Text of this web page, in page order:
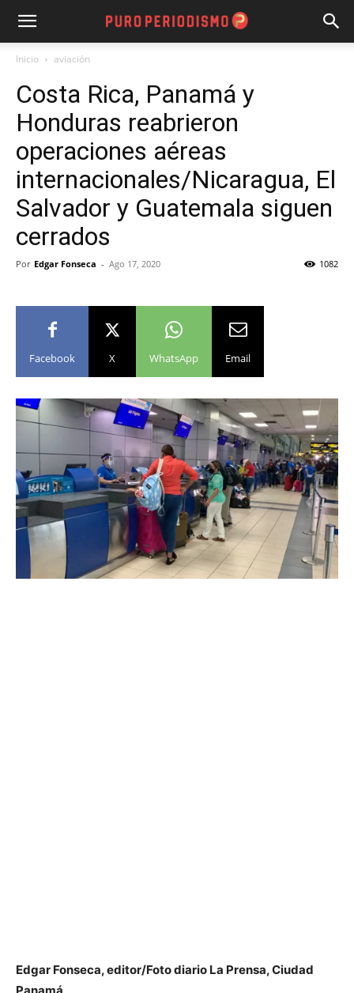
Inicio aviación
Costa Rica, Panamá y
Honduras reabrieron
operaciones aéreas
internacionales/Nicaragua, El
Salvador y Guatemala siguen
cerrados
Por Edgar Fonseca - Ago 17, 2020 1082
Facebook X WhatsApp Email
Edgar Fonseca, editor/Foto diario La Prensa, Ciudad
Panamá